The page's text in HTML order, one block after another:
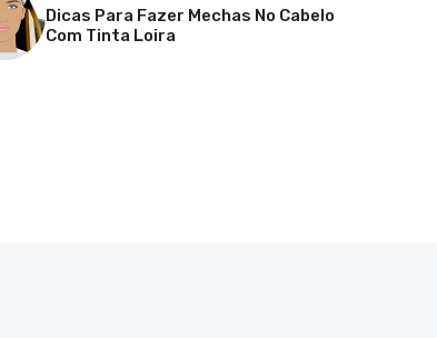
Dicas Para Fazer Mechas No Cabelo
Com Tinta Loira